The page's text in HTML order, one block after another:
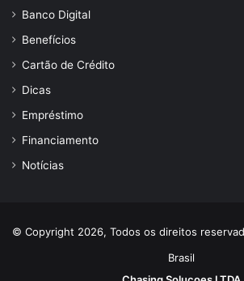
Banco Digital
Benefícios
Cartão de Crédito
Dicas
Empréstimo
Financiamento
Notícias
© Copyright 2026, Todos os direitos
Brasil